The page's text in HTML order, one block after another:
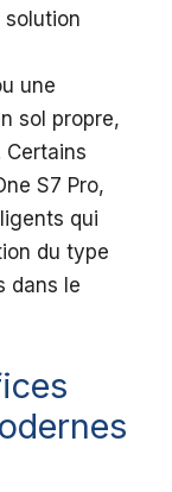
solution
une
sol propre,
Certains
S7 Pro,
qui
du type
dans le